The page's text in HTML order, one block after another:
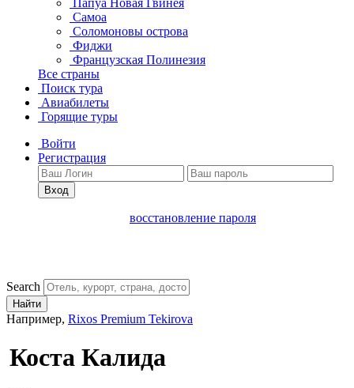
Папуа Новая Гвинея
Самоа
Соломоновы острова
Фиджи
Французская Полинезия
Все страны
Поиск тура
Авиабилеты
Горящие туры
Войти
Регистрация
Вход
восстановление пароля
Search
Найти
Например, Rixos Premium Tekirova
Коста Калида